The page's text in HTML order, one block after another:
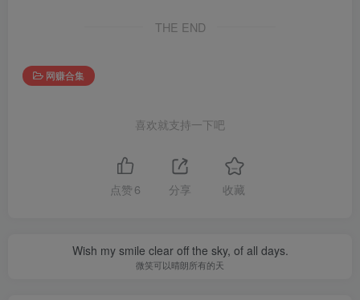
THE END
网赚合集
喜欢就支持一下吧
点赞6 分享 收藏
Wish my smile clear off the sky, of all days.
微笑可以晴朗所有的天